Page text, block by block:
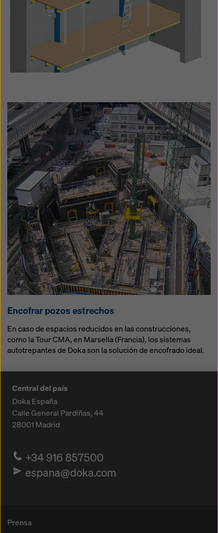
Encofrar pozos estrechos
En caso de espacios reducidos en las construcciones,
como la Tour CMA, en Marsella (Francia), los sistemas
autotrepantes de Doka son la solución de encofrado ideal.
Central del país
Doka España
Calle General Pardiñas, 44
28001 Madrid
+34 916 857500
espana@doka.com
Prensa